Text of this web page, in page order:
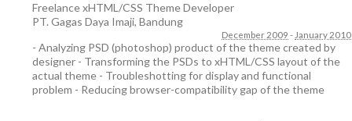
Freelance xHTML/CSS Theme Developer
PT. Gagas Daya Imaji, Bandung
December 2009 - January 2010
- Analyzing PSD (photoshop) product of the theme created by
designer - Transforming the PSDs to xHTML/CSS layout of the
actual theme - Troubleshotting for display and functional
problem - Reducing browser-compatibility gap of the theme